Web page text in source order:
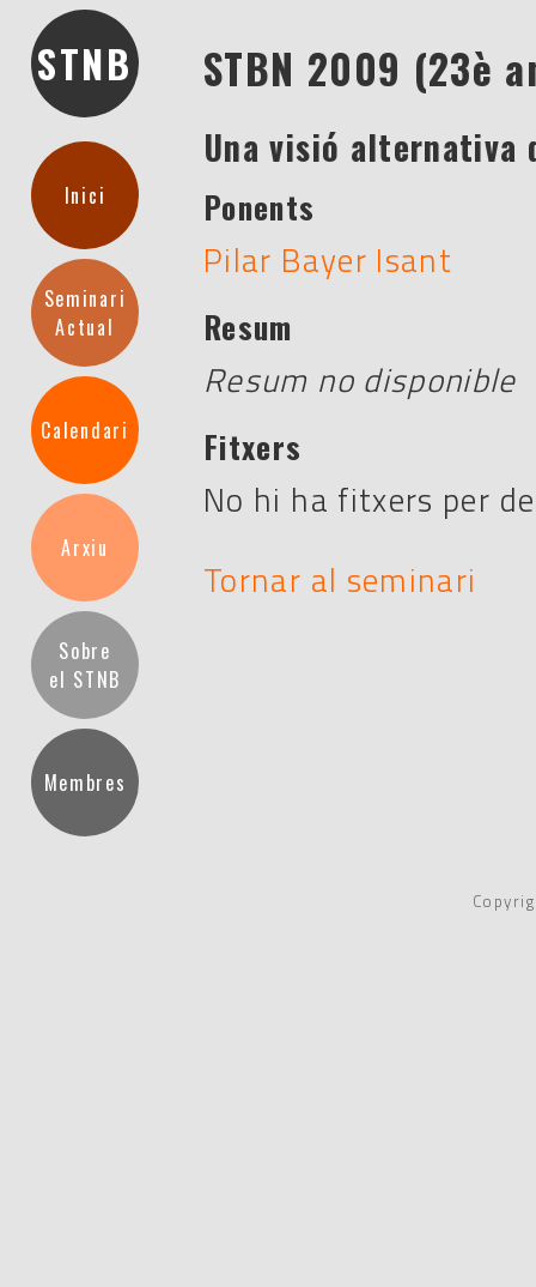
STNB
Inici
Seminari
Actual
Calendari
Arxiu
Sobre
el STNB
Membres
STBN 2009 (23è
Una visió alternativa
Ponents
Pilar Bayer Isant
Resum
Resum no disponible
Fitxers
No hi ha fitxers per
Tornar al seminari